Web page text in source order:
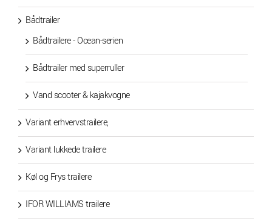
Bådtrailer
Bådtrailere - Ocean-serien
Bådtrailer med superruller
Vand scooter & kajakvogne
Variant erhvervstrailere,
Variant lukkede trailere
Køl og Frys trailere
IFOR WILLIAMS trailere